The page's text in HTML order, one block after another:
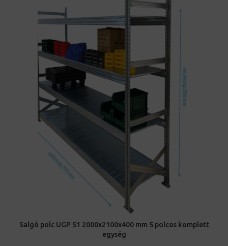
Salgó polc UGP S1 2000x2100x400 mm 5 polcos komplett
egység